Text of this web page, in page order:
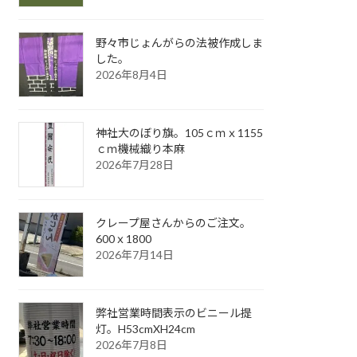
野々市じょんがらの法被作成しま
した。
2026年8月4日
神社大のぼり旗。105ｃｍｘ1155
ｃｍ機械織り本麻
2026年7月28日
クレープ屋さんからのご注文。
600ｘ1800
2026年7月14日
弊社営業時間表示のビニール提
灯。H53cmXH24cm
2026年7月8日